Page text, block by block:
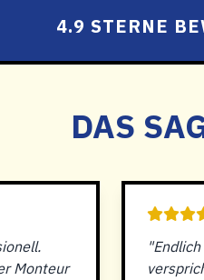
4.9 STERNE
DAS
Monteur